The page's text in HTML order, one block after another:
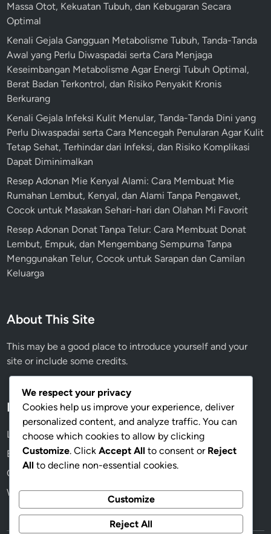
Massa Otot, Kekuatan Tubuh, dan Kebugaran Secara
Optimal
Kenali Gejala Gangguan Metabolisme Tubuh, Tanda-Tanda
Awal yang Perlu Diwaspadai serta Cara Menjaga
Keseimbangan Metabolisme Agar Energi Tubuh Optimal,
Berat Badan Terkontrol, dan Risiko Penyakit Kronis
Berkurang
Kenali Gejala Infeksi Kulit Menular, Tanda-Tanda Dini yang
Perlu Diwaspadai serta Cara Mencegah Penularan Agar Kulit
Tetap Sehat, Terhindar dari Infeksi, dan Risiko Komplikasi
Dapat Diminimalkan
Resep Adonan Mie Kenyal Alami: Cara Membuat Mie
Rumahan Lembut, Kenyal, dan Alami Tanpa Pengawet,
Cocok untuk Masakan Sehari-hari dan Olahan Mi Favorit
Resep Adonan Donat Tanpa Telur: Cara Membuat Donat
Lembut, Empuk, dan Mengembang Sempurna Tanpa
Menggunakan Telur, Cocok untuk Sarapan dan Camilan
Keluarga
About This Site
This may be a good place to introduce yourself and your
site or include some credits.
Meta
Log in
Entries feed
Comments feed
WordPress.org
We respect your privacy
Cookies help us improve your experience, deliver
personalized content, and analyze traffic. You can
choose which cookies to allow by clicking
Customize. Click Accept All to consent or Reject
All to decline non-essential cookies.
Customize
Reject All